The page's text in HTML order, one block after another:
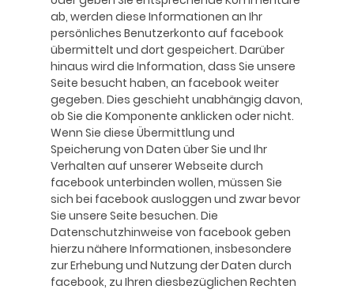
ab, werden diese Informationen an Ihr
persönliches Benutzerkonto auf facebook
übermittelt und dort gespeichert. Darüber
hinaus wird die Information, dass Sie unsere
Seite besucht haben, an facebook weiter
gegeben. Dies geschieht unabhängig davon,
ob Sie die Komponente anklicken oder nicht.
Wenn Sie diese Übermittlung und
Speicherung von Daten über Sie und Ihr
Verhalten auf unserer Webseite durch
facebook unterbinden wollen, müssen Sie
sich bei facebook ausloggen und zwar bevor
Sie unsere Seite besuchen. Die
Datenschutzhinweise von facebook geben
hierzu nähere Informationen, insbesondere
zur Erhebung und Nutzung der Daten durch
facebook, zu Ihren diesbezüglichen Rechten